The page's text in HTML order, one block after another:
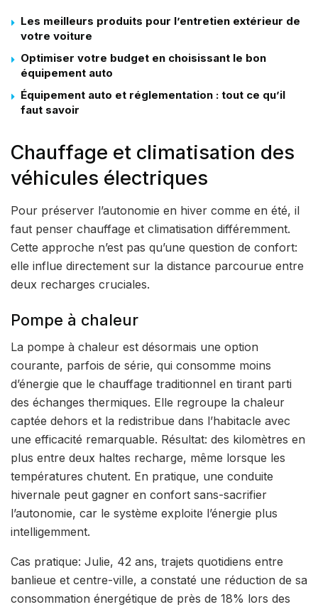
Les meilleurs produits pour l’entretien extérieur de
votre voiture
Optimiser votre budget en choisissant le bon
équipement auto
Équipement auto et réglementation : tout ce qu’il
faut savoir
Chauffage et climatisation des
véhicules électriques
Pour préserver l’autonomie en hiver comme en été, il
faut penser chauffage et climatisation différemment.
Cette approche n’est pas qu’une question de confort:
elle influe directement sur la distance parcourue entre
deux recharges cruciales.
Pompe à chaleur
La pompe à chaleur est désormais une option
courante, parfois de série, qui consomme moins
d’énergie que le chauffage traditionnel en tirant parti
des échanges thermiques. Elle regroupe la chaleur
captée dehors et la redistribue dans l’habitacle avec
une efficacité remarquable. Résultat: des kilomètres en
plus entre deux haltes recharge, même lorsque les
températures chutent. En pratique, une conduite
hivernale peut gagner en confort sans-sacrifier
l’autonomie, car le système exploite l’énergie plus
intelligemment.
Cas pratique: Julie, 42 ans, trajets quotidiens entre
banlieue et centre-ville, a constaté une réduction de sa
consommation énergétique de près de 18% lors des